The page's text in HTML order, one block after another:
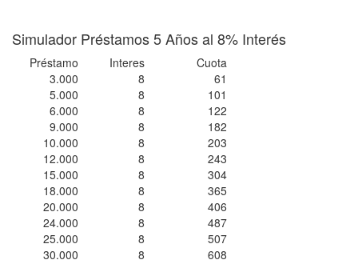
Simulador Préstamos 5 Años al 8% Interés
Préstamo Interes
Cuota
3.000
8
61
5.000
8
101
6.000
8
122
9.000
8
182
10.000
8
203
12.000
8
243
15.000
8
304
18.000
8
365
20.000
8
406
24.000
8
487
25.000
8
507
30.000
8 608